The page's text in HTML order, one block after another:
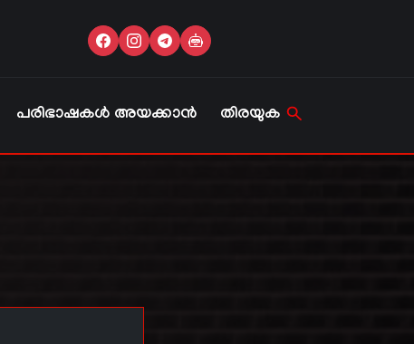
പരിഭാഷകൾ അയക്കാൻ തിരയുക